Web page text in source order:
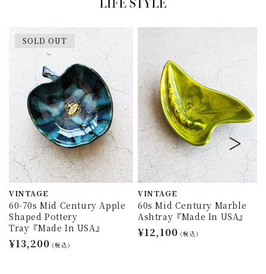
SOLD OUT
VINTAGE
60-70s Mid Century Apple
Shaped Pottery
Tray『Made In USA』
通
¥13,200 (税込)
VINTAGE
60s Mid Century Marble
Ashtray『Made In USA』
通
¥12,100 (税込)